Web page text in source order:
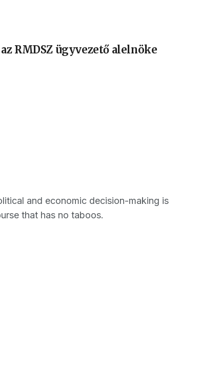
RMDSZ ügyvezető alelnöke
and economic decision-making is
that has no taboos.